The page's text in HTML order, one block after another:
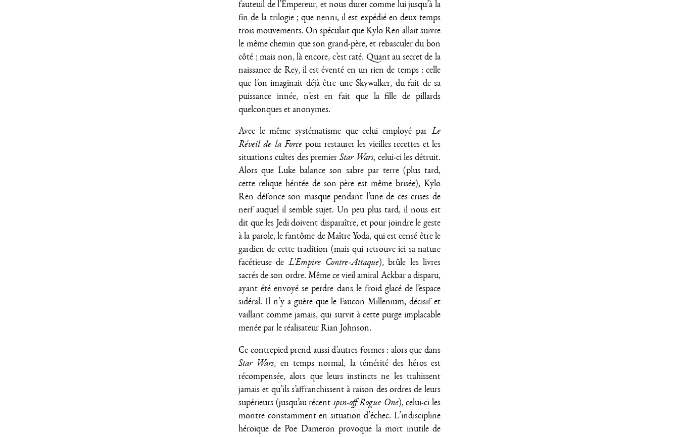
fauteuil de l’Empereur, et nous durer comme lui jusqu’à la
fin de la trilogie ; que nenni, il est expédié en deux temps
trois mouvements. On spéculait que Kylo Ren allait suivre
le même chemin que son grand-père, et rebasculer du bon
côté ; mais non, là encore, c’est raté. Quant au secret de la
naissance de Rey, il est éventé en un rien de temps : celle
que l’on imaginait déjà être une Skywalker, du fait de sa
puissance innée, n’est en fait que la fille de pillards
quelconques et anonymes.
Avec le même systématisme que celui employé par Le
Réveil de la Force pour restaurer les vieilles recettes et les
situations cultes des premier Star Wars, celui-ci les détruit.
Alors que Luke balance son sabre par terre (plus tard,
cette relique héritée de son père est même brisée), Kylo
Ren défonce son masque pendant l’une de ces crises de
nerf auquel il semble sujet. Un peu plus tard, il nous est
dit que les Jedi doivent disparaître, et pour joindre le geste
à la parole, le fantôme de Maître Yoda, qui est censé être le
gardien de cette tradition (mais qui retrouve ici sa nature
facétieuse de L’Empire Contre-Attaque), brûle les livres
sacrés de son ordre. Même ce vieil amiral Ackbar a disparu,
ayant été envoyé se perdre dans le froid glacé de l’espace
sidéral. Il n’y a guère que le Faucon Millenium, décisif et
vaillant comme jamais, qui survit à cette purge implacable
menée par le réalisateur Rian Johnson.
Ce contrepied prend aussi d’autres formes : alors que dans
Star Wars, en temps normal, la témérité des héros est
récompensée, alors que leurs instincts ne les trahissent
jamais et qu’ils s’affranchissent à raison des ordres de leurs
supérieurs (jusqu’au récent spin-off Rogue One), celui-ci les
montre constamment en situation d’échec. L’indiscipline
héroïque de Poe Dameron provoque la mort inutile de